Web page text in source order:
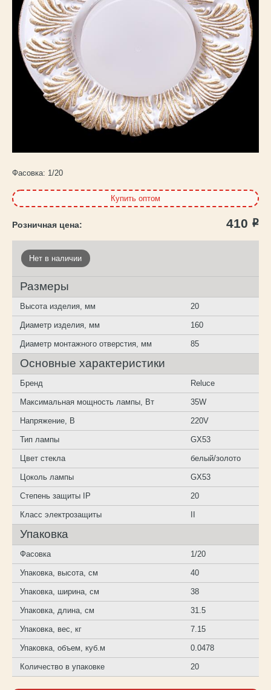
Каталог
товаров
Фасовка: 1/20
Купить оптом
410 Р
Нет в наличии
Размеры
Высота изделия, мм 20
Диаметр изделия, мм 160
Диаметр монтажного отверстия, мм 85
Основные характеристики
Бренд Reluce
Максимальная мощность лампы, Вт 35W
Напряжение, В 220V
Тип лампы GX53
Цвет стекла белый/золото
Цоколь лампы GX53
Степень защиты IP 20
Класс электрозащиты
Упаковка
Фасовка 1/20
Упаковка, высота, см 40
Упаковка, ширина, см 38
Упаковка, длина, см 31.5
Упаковка, вес, кг 7.15
Упаковка, объем, куб.м 0.0478
Количество в упаковке 20